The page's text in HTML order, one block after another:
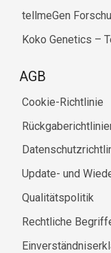
tellmeGen
Koko Genetics –
AGB
Cookie-Richtlinie
Update- und
Qualitätspolitik
Rechtliche